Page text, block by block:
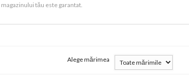
tău este garantat.
Alege mărimea